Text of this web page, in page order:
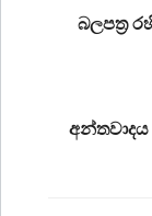
බලපත්‍ර